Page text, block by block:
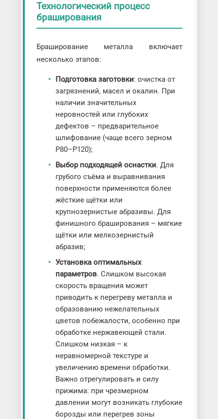
Технологический процесс
браширования
Браширование металла включает
несколько этапов:
Подготовка заготовки: очистка от
загрязнений, масел и окалин. При
наличии значительных
неровностей или глубоких
дефектов – предварительное
шлифование (чаще всего зерном
P80–P120);
Выбор подходящей оснастки. Для
грубого съёма и выравнивания
поверхности применяются более
жёсткие щётки или
крупнозернистые абразивы. Для
финишного браширования – мягкие
щётки или мелкозернистый
абразив;
Установка оптимальных
параметров. Слишком высокая
скорость вращения может
приводить к перегреву металла и
образованию нежелательных
цветов побежалости, особенно при
обработке нержавеющей стали.
Слишком низкая – к
неравномерной текстуре и
увеличению времени обработки.
Важно отрегулировать и силу
прижима: при чрезмерном
давлении могут возникать глубокие
борозды или перегрев зоны